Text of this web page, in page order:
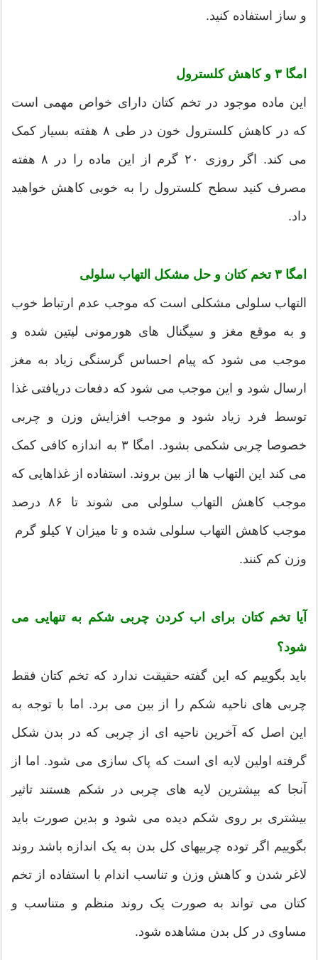
و ساز استفاده کنید.
امگا ۳ و کاهش کلسترول
این ماده موجود در تخم کتان دارای خواص مهمی است
که در کاهش کلسترول خون در طی ۸ هفته بسیار کمک
می کند. اگر روزی ۲۰ گرم از این ماده را در ۸ هفته
مصرف کنید سطح کلسترول را به خوبی کاهش خواهید
داد.
امگا ۳ تخم کتان و حل مشکل التهاب سلولی
التهاب سلولی مشکلی است که موجب عدم ارتباط خوب
و به موقع مغز و سیگنال های هورمونی لپتین شده و
موجب می شود که پیام احساس گرسنگی زیاد به مغز
ارسال شود و این موجب می شود که دفعات دریافتی غذا
توسط فرد زیاد شود و موجب افزایش وزن و چربی
خصوصا چربی شکمی بشود. امگا ۳ به اندازه کافی کمک
می کند این التهاب ها از بین بروند. استفاده از غذاهایی که
موجب کاهش التهاب سلولی می شوند تا ۸۶ درصد
موجب کاهش التهاب سلولی شده و تا میزان ۷ کیلو گرم
وزن کم کنند.
آیا تخم کتان برای اب کردن چربی شکم به تنهایی می
شود؟
باید بگوییم که این گفته حقیقت ندارد که تخم کتان فقط
چربی های ناحیه شکم را از بین می برد. اما با توجه به
این اصل که آخرین ناحیه ای از چربی که در بدن شکل
گرفته اولین لایه ای است که پاک سازی می شود. اما از
آنجا که بیشترین لایه های چربی در شکم هستند تاثیر
بیشتری بر روی شکم دیده می شود و بدین صورت باید
بگوییم اگر توده چربیهای کل بدن به یک اندازه باشد روند
لاغر شدن و کاهش وزن و تناسب اندام با استفاده از تخم
کتان می تواند به صورت یک روند منظم و متناسب و
مساوی در کل بدن مشاهده شود.